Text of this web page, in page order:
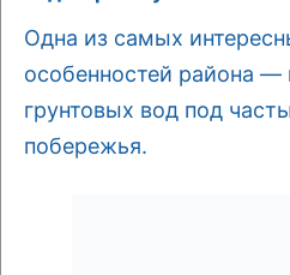
Одна из самых
особенностей района —
грунтовых вод под
побережья.